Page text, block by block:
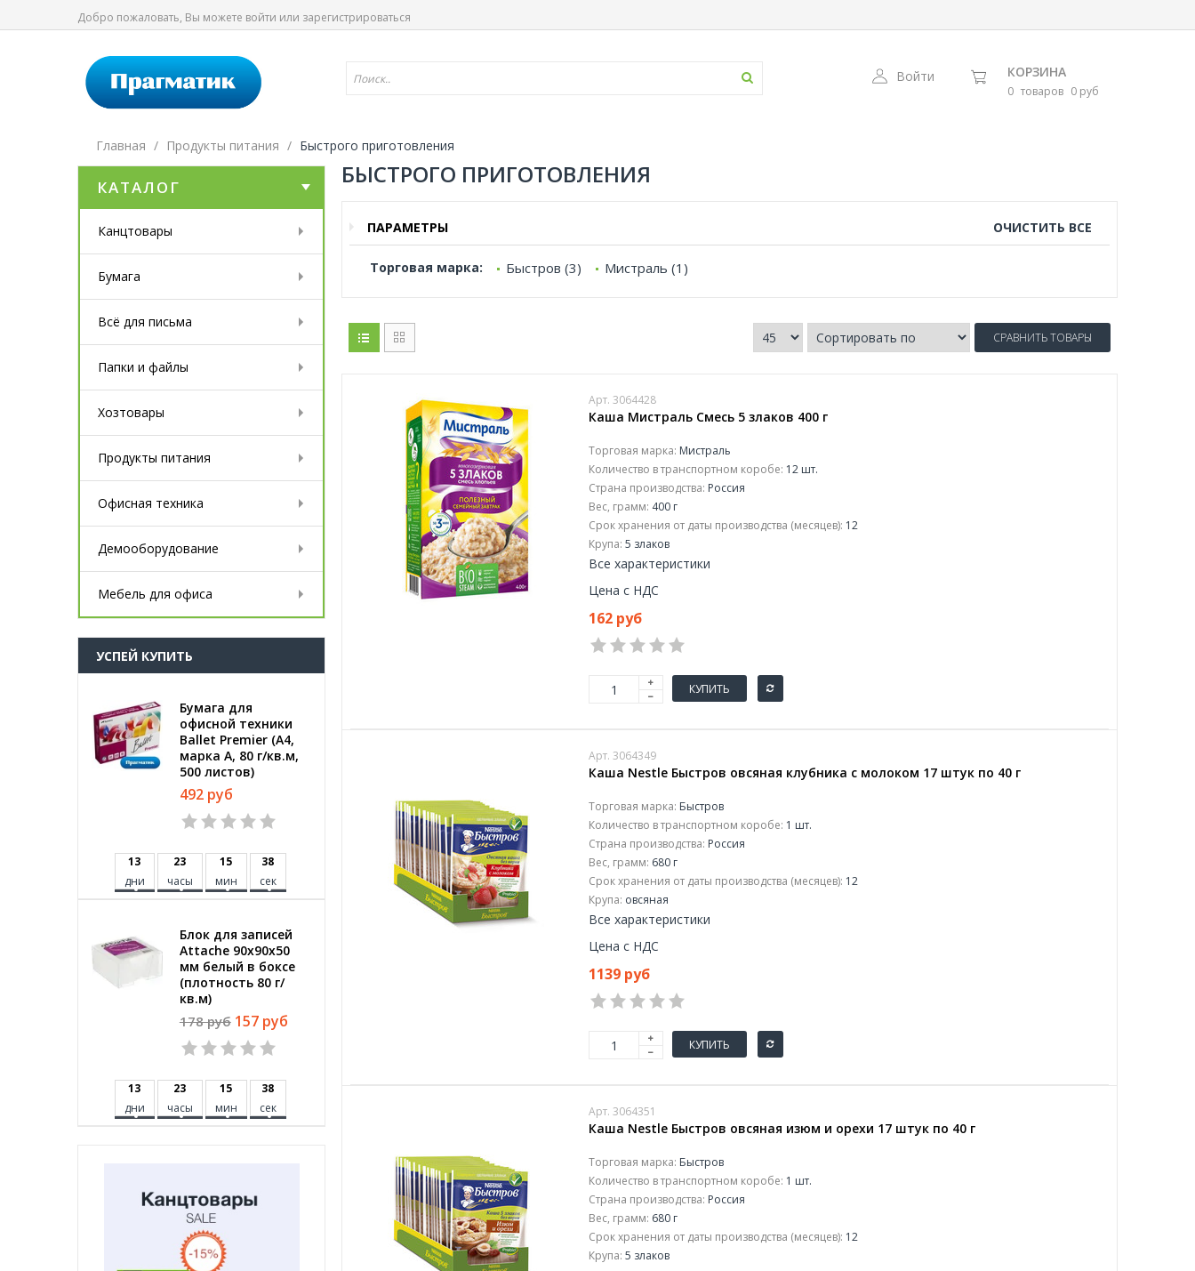
Добро пожаловать, Вы можете войти или зарегистрироваться
Войти КОРЗИНА
0 товаров 0 руб
Главная Продукты питания Быстрого приготовления
КАТАЛОГ
Канцтовары
Бумага
Всё для письма
Папки и файлы
Хозтовары
Продукты питания
Офисная техника
Демооборудование
Мебель для офиса
УСПЕЙ КУПИТЬ
Бумага для
офисной техники
Ballet Premier (А4,
марка A, 80 г/кв.м,
500 листов)
492 руб
13
дни
23
часы
15
мин
38
сек
Блок для записей
Attache 90x90x50
мм белый в боксе
(плотность 80 г/
кв.м)
178 руб 157 руб
13
дни
23
часы
15
мин
38
сек
БЫСТРОГО ПРИГОТОВЛЕНИЯ
ПАРАМЕТРЫ ОЧИСТИТЬ ВСЕ
Торговая марка: Быстров (3) Мистраль (1)
СРАВНИТЬ ТОВАРЫ
Арт. 3064428
Каша Мистраль Смесь 5 злаков 400 г
Торговая марка: Мистраль
Количество в транспортном коробе: 12 шт.
Страна производства: Россия
Вес, грамм: 400 г
Срок хранения от даты производства (месяцев): 12
Крупа: 5 злаков
Все характеристики
Цена с НДС
162 руб
КУПИТЬ
Арт. 3064349
Каша Nestle Быстров овсяная клубника с молоком 17 штук по 40 г
Торговая марка: Быстров
Количество в транспортном коробе: 1 шт.
Страна производства: Россия
Вес, грамм: 680 г
Срок хранения от даты производства (месяцев): 12
Крупа: овсяная
Все характеристики
Цена с НДС
1139 руб
КУПИТЬ
Арт. 3064351
Каша Nestle Быстров овсяная изюм и орехи 17 штук по 40 г
Торговая марка: Быстров
Количество в транспортном коробе: 1 шт.
Страна производства: Россия
Вес, грамм: 680 г
Срок хранения от даты производства (месяцев): 12
Крупа: 5 злаков